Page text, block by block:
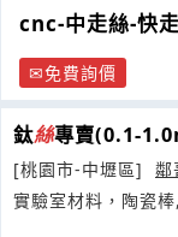
cnc-中走絲-快
免費詢價
鈦絲專賣(0.1-
[桃園市-中壢區]
鄰
實驗室材料，陶瓷